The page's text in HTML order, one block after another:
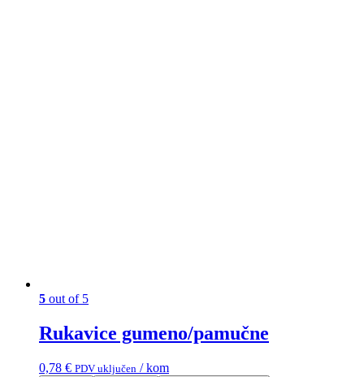
5 out of 5
Rukavice gumeno/pamučne
0,78 € PDV uključen / kom